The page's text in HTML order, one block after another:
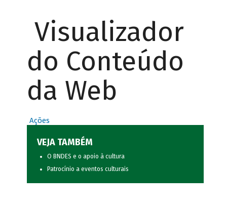
Visualizador
do Conteúdo
da Web
Ações
VEJA TAMBÉM
O BNDES e o apoio à cultura
Patrocínio a eventos culturais